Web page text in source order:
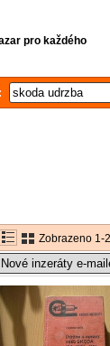
pro každého
Zobrazeno 1-
Nové inzeráty e-